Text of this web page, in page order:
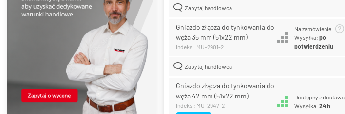
Zapytaj handlowca
Gniazdo złącza do tynkowania do
węża 35 mm (51x22 mm)
Indeks : MU-2901-2
Na zamówienie
Wysyłka:po
potwierdzeniu
Zapytaj handlowca
Gniazdo złącza do tynkowania do
węża 42 mm (51x22 mm)
Indeks : MU-2947-2
Dostępny z dostawą
Wysyłka:24 h